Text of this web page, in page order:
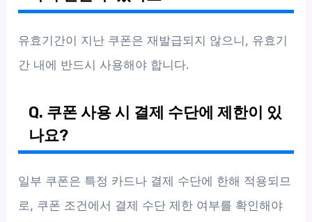
유효기간이 지난 쿠폰은 재발급되지 않으니, 유효기
간 내에 반드시 사용해야 합니다.
Q. 쿠폰 사용 시 결제 수단에 제한이 있
나요?
일부 쿠폰은 특정 카드나 결제 수단에 한해 적용되므
로, 쿠폰 조건에서 결제 수단 제한 여부를 확인해야